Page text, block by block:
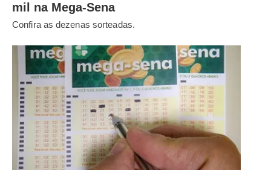
mil na Mega-Sena
Confira as dezenas sorteadas.